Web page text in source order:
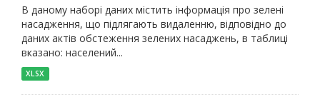
В даному наборі даних містить інформація про зелені
насадження, що підлягають видаленню, відповідно до
даних актів обстеження зелених насаджень, в таблиці
вказано: населений...
XLSX